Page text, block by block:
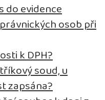
do evidence
osob při
k DPH?
soud, u
zapsána?